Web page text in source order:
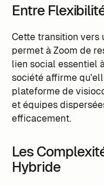
Entre
Cette transition
permet à Zoom de
lien social essentiel
société affirme
plateforme de
et équipes
efficacement.
Les
Hybride